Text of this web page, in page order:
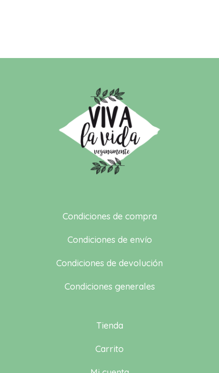
Condiciones de compra
Condiciones de envío
Condiciones de devolución
Condiciones generales
Tienda
Carrito